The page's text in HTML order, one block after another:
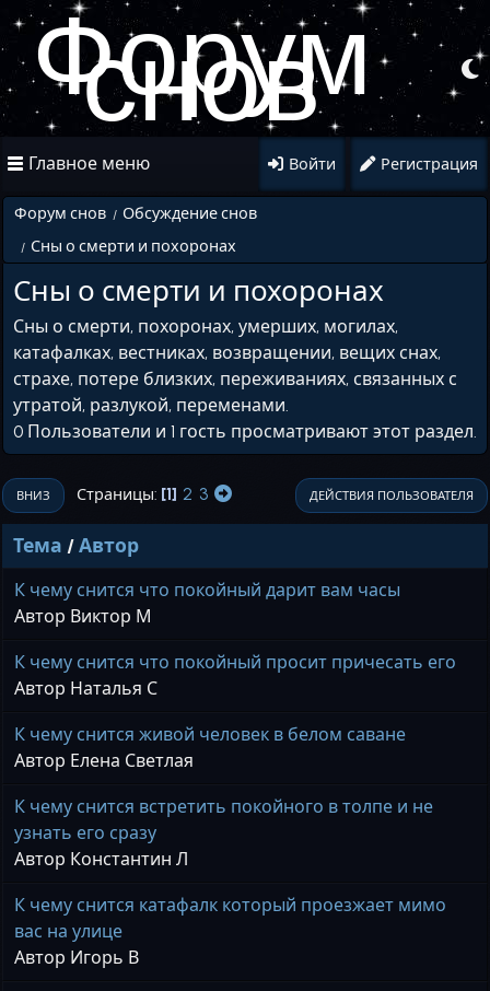
Форум
снов
Главное меню Войти Регистрация
Форум снов / Обсуждение снов
/ Сны о смерти и похоронах
Сны о смерти и похоронах
Сны о смерти, похоронах, умерших, могилах,
катафалках, вестниках, возвращении, вещих снах,
страхе, потере близких, переживаниях, связанных с
утратой, разлукой, переменами.
0 Пользователи и 1 гость просматривают этот раздел.
ВНИЗ Страницы 1 2 3 ДЕЙСТВИЯ ПОЛЬЗОВАТЕЛЯ
Тема /Автор
К чему снится что покойный дарит вам часы
Автор Виктор М
К чему снится что покойный просит причесать его
Автор Наталья С
К чему снится живой человек в белом саване
Автор Елена Светлая
К чему снится встретить покойного в толпе и не
узнать его сразу
Автор Константин Л
К чему снится катафалк который проезжает мимо
вас на улице
Автор Игорь В